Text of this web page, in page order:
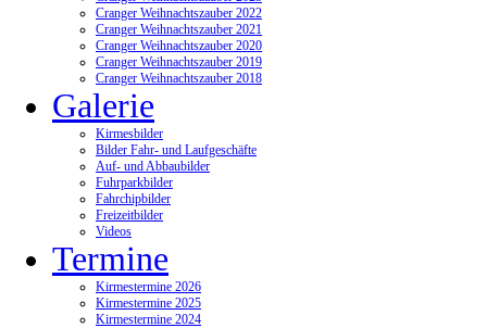
Cranger Weihnachtszauber 2022
Cranger Weihnachtszauber 2021
Cranger Weihnachtszauber 2020
Cranger Weihnachtszauber 2019
Cranger Weihnachtszauber 2018
Galerie
Kirmesbilder
Bilder Fahr- und Laufgeschäfte
Auf- und Abbaubilder
Fuhrparkbilder
Fahrchipbilder
Freizeitbilder
Videos
Termine
Kirmestermine 2026
Kirmestermine 2025
Kirmestermine 2024